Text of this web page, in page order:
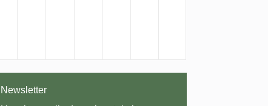
Newsletter